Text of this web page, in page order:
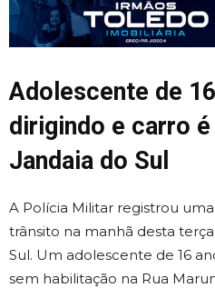
Adolescente de
dirigindo e carro
Jandaia do Sul
A Polícia Militar registrou
trânsito na manhã desta
Sul. Um adolescente de 16
sem habilitação na Rua